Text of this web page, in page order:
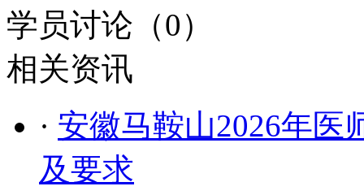
学员讨论（0）
相关资讯
· 安徽马鞍山2026年医
及要求